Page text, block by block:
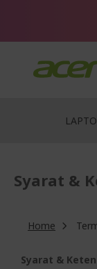
Syarat &
Home
Syarat &